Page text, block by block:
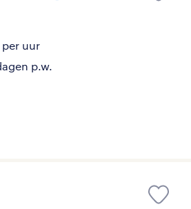
per uur
p.w.